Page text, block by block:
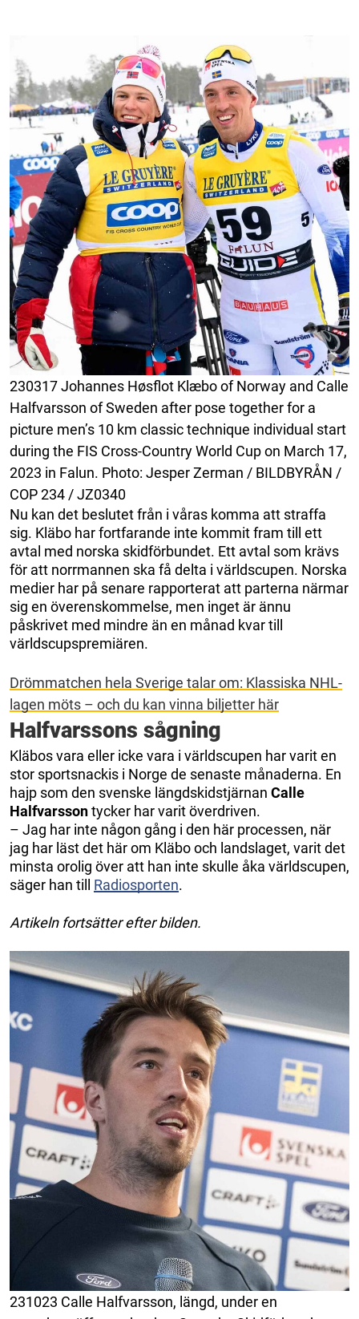
230317 Johannes Høsflot Klæbo of Norway and Calle
Halfvarsson of Sweden after pose together for a
picture men’s 10 km classic technique individual start
during the FIS Cross-Country World Cup on March 17,
2023 in Falun. Photo: Jesper Zerman / BILDBYRÅN /
COP 234 / JZ0340
Nu kan det beslutet från i våras komma att straffa
sig. Kläbo har fortfarande inte kommit fram till ett
avtal med norska skidförbundet. Ett avtal som krävs
för att norrmannen ska få delta i världscupen. Norska
medier har på senare rapporterat att parterna närmar
sig en överenskommelse, men inget är ännu
påskrivet med mindre än en månad kvar till
världscupspremiären.
Drömmatchen hela Sverige talar om: Klassiska NHL-
lagen möts – och du kan vinna biljetter här
Halfvarssons sågning
Kläbos vara eller icke vara i världscupen har varit en
stor sportsnackis i Norge de senaste månaderna. En
hajp som den svenske längdskidstjärnan Calle
Halfvarssontycker har varit överdriven.
– Jag har inte någon gång i den här processen, när
jag har läst det här om Kläbo och landslaget, varit det
minsta orolig över att han inte skulle åka världscupen,
säger han till Radiosporten.
Artikeln fortsätter efter bilden.
231023 Calle Halfvarsson, längd, under en